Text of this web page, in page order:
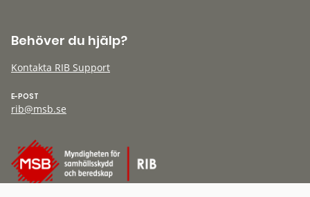
Behöver du hjälp?
Kontakta RIB Support
E-POST
rib@msb.se